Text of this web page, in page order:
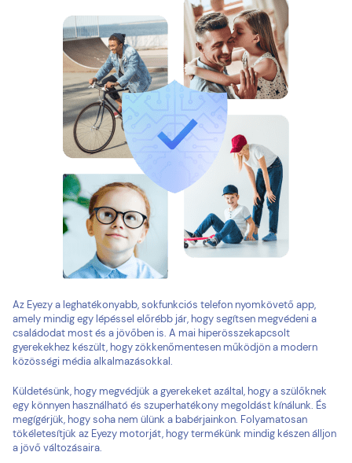
Az Eyezy a leghatékonyabb, sokfunkciós telefon nyomkövető app,
amely mindig egy lépéssel előrébb jár, hogy segítsen megvédeni a
családodat most és a jövőben is. A mai hiperösszekapcsolt
gyerekekhez készült, hogy zökkenőmentesen működjön a modern
közösségi média alkalmazásokkal.
Küldetésünk, hogy megvédjük a gyerekeket azáltal, hogy a szülőknek
egy könnyen használható és szuperhatékony megoldást kínálunk. És
megígérjük, hogy soha nem ülünk a babérjainkon. Folyamatosan
tökéletesítjük az Eyezy motorját, hogy termékünk mindig készen álljon
a jövő változásaira.